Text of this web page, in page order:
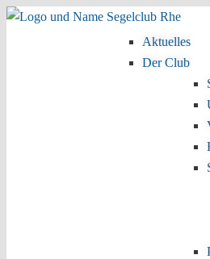
Zum Inhalt wechseln
Zum sekundären Inhalt
Aktuelles
Der Club